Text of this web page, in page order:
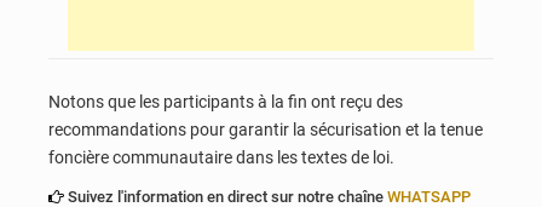
Notons que les participants à la fin ont reçu des
recommandations pour garantir la sécurisation et la tenue
foncière communautaire dans les textes de loi.
Suivez l'information en direct sur notre chaîne WHATSAPP